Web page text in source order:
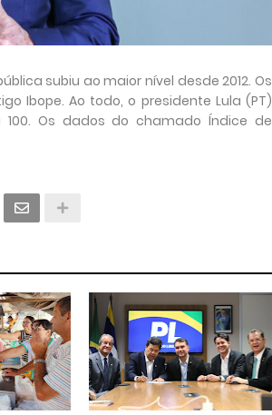
subiu ao maior nível desde 2012. Os
Ibope. Ao todo, o presidente Lula (PT)
Os dados do chamado Índice de